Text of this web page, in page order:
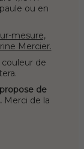
ou en
mesure,
Mercier.
de
de
Merci de la